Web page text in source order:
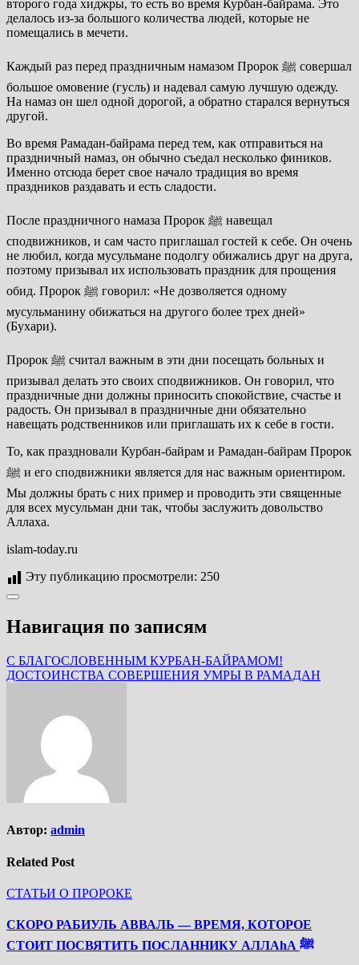
второго года хиджры, то есть во время Курбан-байрама. Это
делалось из-за большого количества людей, которые не
помещались в мечети.
Каждый раз перед праздничным намазом Пророк ﷺ совершал
большое омовение (гусль) и надевал самую лучшую одежду.
На намаз он шел одной дорогой, а обратно старался вернуться
другой.
Во время Рамадан-байрама перед тем, как отправиться на
праздничный намаз, он обычно съедал несколько фиников.
Именно отсюда берет свое начало традиция во время
праздников раздавать и есть сладости.
После праздничного намаза Пророк ﷺ навещал
сподвижников, и сам часто приглашал гостей к себе. Он очень
не любил, когда мусульмане подолгу обижались друг на друга,
поэтому призывал их использовать праздник для прощения
обид. Пророк ﷺ говорил: «Не дозволяется одному
мусульманину обижаться на другого более трех дней»
(Бухари).
Пророк ﷺ считал важным в эти дни посещать больных и
призывал делать это своих сподвижников. Он говорил, что
праздничные дни должны приносить спокойствие, счастье и
радость. Он призывал в праздничные дни обязательно
навещать родственников или приглашать их к себе в гости.
То, как праздновали Курбан-байрам и Рамадан-байрам Пророк
ﷺ и его сподвижники является для нас важным ориентиром.
Мы должны брать с них пример и проводить эти священные
для всех мусульман дни так, чтобы заслужить довольство
Аллаха.
islam-today.ru
Эту публикацию просмотрели: 250
Навигация по записям
С БЛАГОСЛОВЕННЫМ КУРБАН-БАЙРАМОМ!
ДОСТОИНСТВА СОВЕРШЕНИЯ УМРЫ В РАМАДАН
Автор: admin
Related Post
СТАТЬИ О ПРОРОКЕ
СКОРО РАБИУЛЬ АВВАЛЬ — ВРЕМЯ, КОТОРОЕ
СТОИТ ПОСВЯТИТЬ ПОСЛАННИКУ АЛЛАhА ﷺ